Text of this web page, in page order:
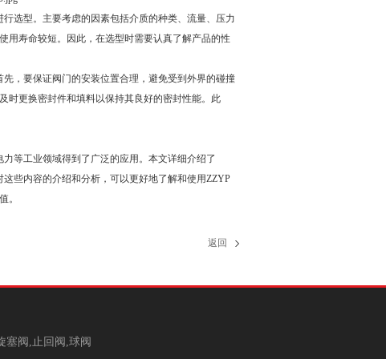
选型。主要考虑的因素包括介质的种类、流量、压力
用寿命较短。因此，在选型时需要认真了解产品的性
，要保证阀门的安装位置合理，避免受到外界的碰撞
时更换密封件和填料以保持其良好的密封性能。此
等工业领域得到了广泛的应用。本文详细介绍了
些内容的介绍和分析，可以更好地了解和使用ZZYP
。
返回
塞阀,止回阀,球阀